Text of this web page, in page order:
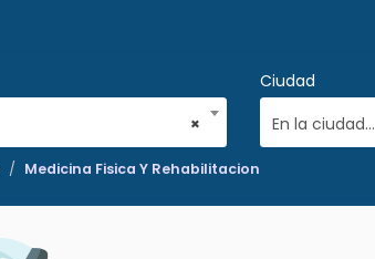
×
Ciudad
En la ciudad...
Medicina Fisica Y Rehabilitacion